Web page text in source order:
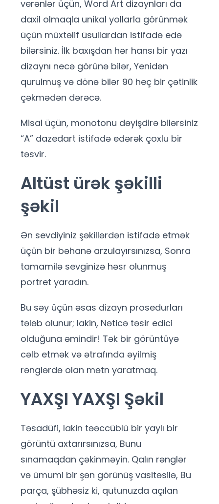
verənlər üçün, Word Art dizaynları da
daxil olmaqla unikal yollarla görünmək
üçün müxtəlif üsullardan istifadə edə
bilərsiniz. İlk baxışdan hər hansı bir yazı
dizaynı necə görünə bilər, Yenidən
qurulmuş və dönə bilər 90 heç bir çətinlik
çəkmədən dərəcə.
Misal üçün, monotonu dəyişdirə bilərsiniz
“A” dazedart istifadə edərək çoxlu bir
təsvir.
Altüst ürək şəkilli
şəkil
Ən sevdiyiniz şəkillərdən istifadə etmək
üçün bir bəhanə arzulayırsınızsa, Sonra
tamamilə sevginizə həsr olunmuş
portret yaradın.
Bu səy üçün əsas dizayn prosedurları
tələb olunur; lakin, Nəticə təsir edici
olduğuna əmindir! Tək bir görüntüyə
cəlb etmək və ətrafında əyilmiş
rənglərdə olan mətn yaratmaq.
YAXŞI YAXŞI Şəkil
Təsadüfi, lakin təəccüblü bir yaylı bir
görüntü axtarırsınızsa, Bunu
sınamaqdan çəkinməyin. Qalın rənglər
və ümumi bir şən görünüş vasitəsilə, Bu
parça, şübhəsiz ki, qutunuzda açılan